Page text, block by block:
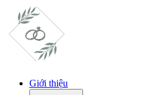
Giới thiệu